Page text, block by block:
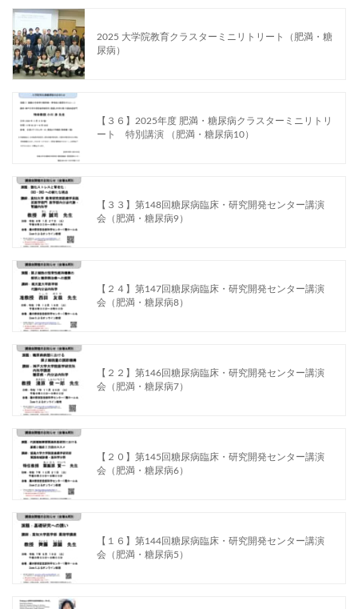
2025 大学院教育クラスターミニリトリート（肥満・糖
尿病）
【３６】2025年度 肥満・糖尿病クラスターミニリトリ
ート 特別講演 （肥満・糖尿病10）
【３３】第148回糖尿病臨床・研究開発センター講演
会（肥満・糖尿病9）
【２４】第147回糖尿病臨床・研究開発センター講演
会（肥満・糖尿病8）
【２２】第146回糖尿病臨床・研究開発センター講演
会（肥満・糖尿病7）
【２０】第145回糖尿病臨床・研究開発センター講演
会（肥満・糖尿病6）
【１６】第144回糖尿病臨床・研究開発センター講演
会（肥満・糖尿病5）